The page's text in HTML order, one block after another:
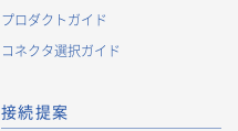
案内のため
、イベント開催案内等の情報
のため
プロダクトガイド
コネクタ選択ガイド
接続提案